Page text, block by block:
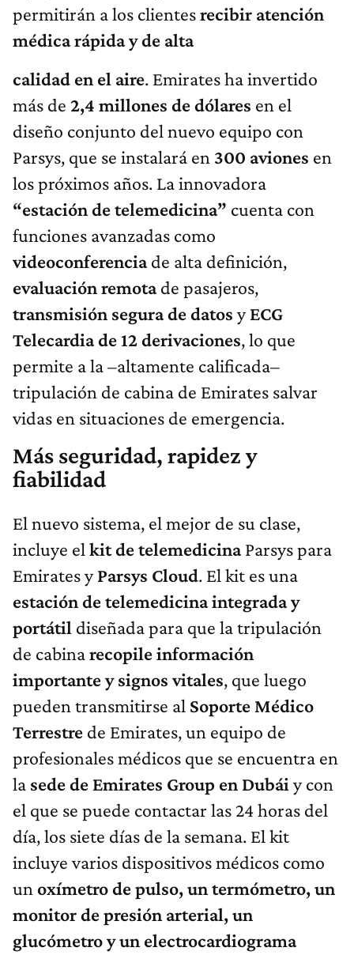
permitirán a los clientesrecibir atención
médica rápida y de alta
calidad en el aire. Emirates ha invertido
más de 2,4 millones de dólares en el
diseño conjunto del nuevo equipo con
Parsys, que se instalará en 300 aviones en
los próximos años. La innovadora
“estación de telemedicina” cuenta con
funciones avanzadas como
videoconferenciade alta definición,
evaluación remotade pasajeros,
transmisión segura de datos yECG
Telecardia de 12 derivaciones, lo que
permite a la –altamente calificada–
tripulación de cabina de Emirates salvar
vidas en situaciones de emergencia.
Más seguridad, rapidez y
fiabilidad
El nuevo sistema, el mejor de su clase,
incluye el kit de telemedicinaParsys para
Emirates yParsys Cloud. El kit es una
estación de telemedicina integrada y
portátil diseñada para que la tripulación
de cabinarecopile información
importante y signos vitales, que luego
pueden transmitirse al Soporte Médico
Terrestre de Emirates, un equipo de
profesionales médicos que se encuentra en
la sede de Emirates Group en Dubái y con
el que se puede contactar las 24 horas del
día, los siete días de la semana. El kit
incluye varios dispositivos médicos como
un oxímetro de pulso, un termómetro, un
monitor de presión arterial, un
glucómetro y un electrocardiograma